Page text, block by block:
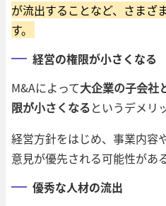
が流出することなど、さまざ
す。
経営の権限が小さくなる
M&Aによって大企業の子会社
限が小さくなるというデメリ
経営方針をはじめ、事業内容
意見が優先される可能性があ
優秀な人材の流出